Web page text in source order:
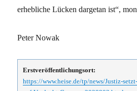
erhebliche Lücken dargetan ist“,
Peter Nowak
Erstveröffentlichungsort:
https://www.heise.de/tp/news/Justiz-